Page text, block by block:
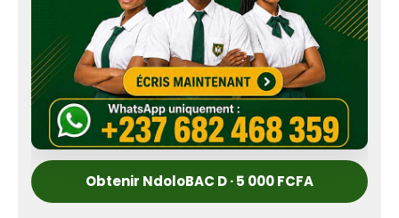
Obtenir NdoloBAC D · 5 000 FCFA